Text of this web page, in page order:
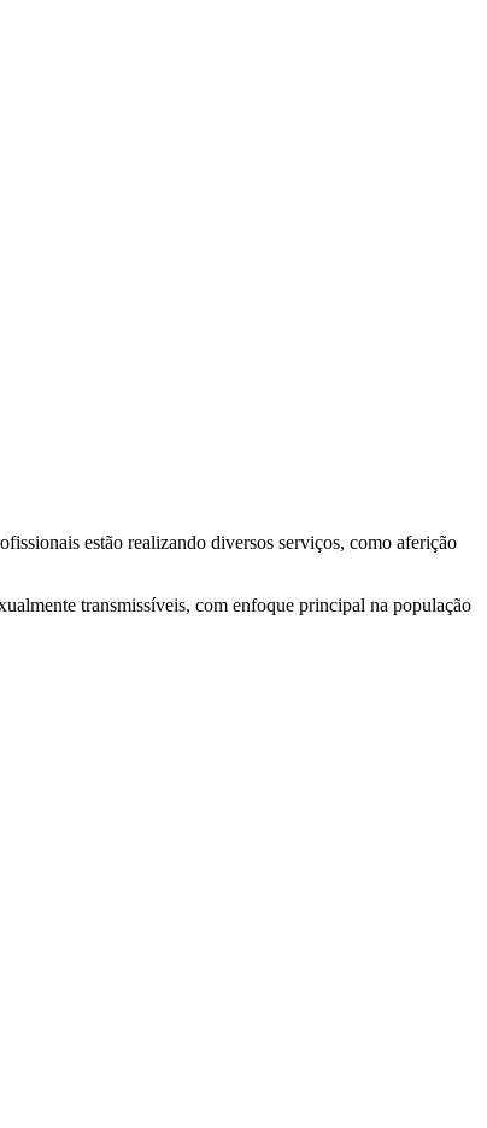
estão realizando diversos serviços, como aferição
transmissíveis, com enfoque principal na população